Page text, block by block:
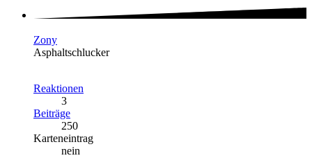
Zony
Asphaltschlucker
Reaktionen
3
Beiträge
250
Karteneintrag
nein